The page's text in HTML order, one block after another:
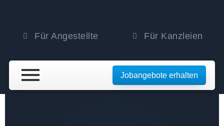
Für Angestellte Für Kanzleien
Jobangebote erhalten